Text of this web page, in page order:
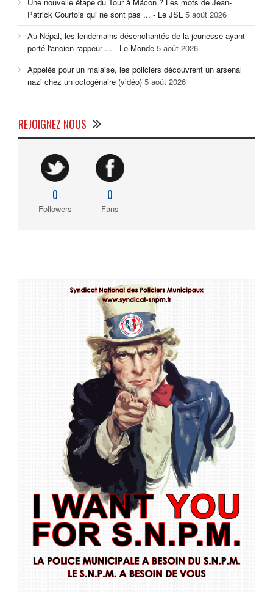
Patrick Courtois qui ne sont pas ... - Le JSL 5 août 2026
Au Népal, les lendemains désenchantés de la jeunesse ayant
porté l'ancien rappeur ... - Le Monde 5 août 2026
Appelés pour un malaise, les policiers découvrent un arsenal
nazi chez un octogénaire (vidéo) 5 août 2026
REJOIGNEZ NOUS
0
Followers
0
Fans